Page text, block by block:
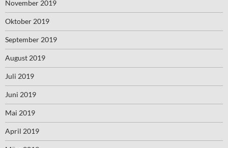
November 2019
Oktober 2019
September 2019
August 2019
Juli 2019
Juni 2019
Mai 2019
April 2019